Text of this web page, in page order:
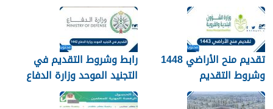
تقديم منح الأراضي 1448
وشروط التقديم
رابط وشروط التقديم في
التجنيد الموحد وزارة الدفاع
1448